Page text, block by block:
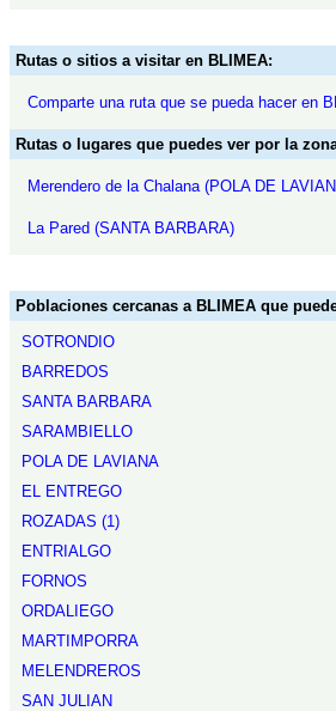
Rutas o sitios a visitar en BLIMEA:
Comparte una ruta que se pueda hacer en
Rutas o lugares que puedes ver por la
Merendero de la Chalana (POLA DE
La Pared (SANTA BARBARA)
Poblaciones cercanas a BLIMEA que
SOTRONDIO
BARREDOS
SANTA BARBARA
SARAMBIELLO
POLA DE LAVIANA
EL ENTREGO
ROZADAS (1)
ENTRIALGO
FORNOS
ORDALIEGO
MARTIMPORRA
MELENDREROS
SAN JULIAN